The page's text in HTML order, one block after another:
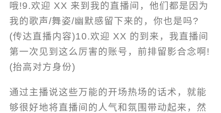
哦!9.欢迎 XX 来到我的直播间，他们都是因为
我的歌声/舞姿/幽默感留下来的，你也是吗?
(传达直播内容)10.欢迎 XX 的到来，我直播间
第一次见到这么厉害的账号，前排留影合念啊!
(抬高对方身份)
通过主播说这些万能的开场热场的话术，就能
够很好地将直播间的人气和氛围带动起来，然